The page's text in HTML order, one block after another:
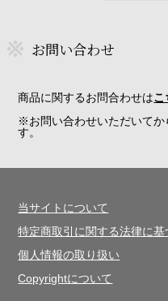
お問い合わせ
商品に関するお問合わせはこ
※お問い合わせいただいてか
す。
当サイトについて
特定商取引に関する法律に基
個人情報の取り扱い
Copyrightについて